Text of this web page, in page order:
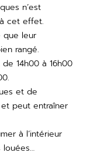
n’est
cet effet.
que leur
rangé.
14h00 à 16h00
et de
peut entraîner
à l’intérieur
louées…